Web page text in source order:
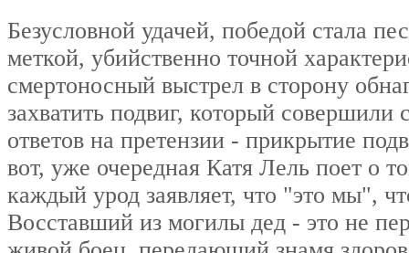
Безусловной удачей, победой стала
меткой, убийственно точной
смертоносный выстрел в сторону
захватить подвиг, который
ответов на претензии - прикрытие
вот, уже очередная Катя Лель поет о
каждый урод заявляет, что "это мы",
Восставший из могилы дед - это не